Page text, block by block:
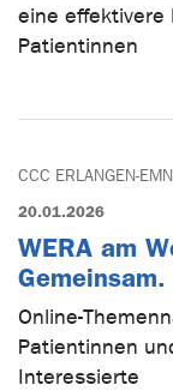
eine effektivere
Patientinnen
CCC ERLANGEN-EMN
20.01.2026
WERA am
Online-
Patientinnen
Interessierte